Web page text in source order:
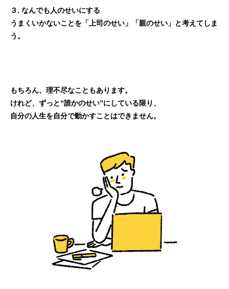
３. なんでも人のせいにする
うまくいかないことを「上司のせい」「親のせい」と考えてしま
う。
もちろん、理不尽なこともあります。
けれど、ずっと“誰かのせい”にしている限り、
自分の人生を自分で動かすことはできません。